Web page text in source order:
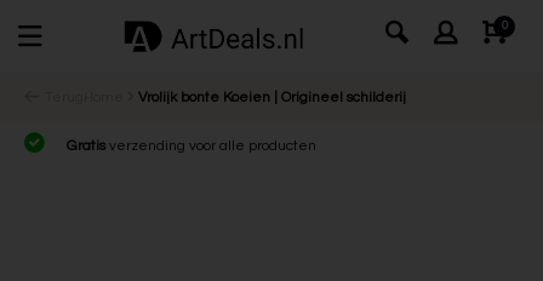
0
Vrolijk bonte Koeien | Origineel schilderij
Gratis verzending voor alle producten